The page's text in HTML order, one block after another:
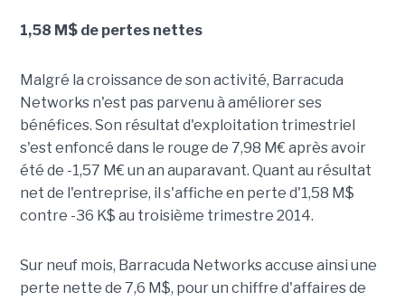
1,58 M$ de pertes nettes
Malgré la croissance de son activité, Barracuda
Networks n'est pas parvenu à améliorer ses
bénéfices. Son résultat d'exploitation trimestriel
s'est enfoncé dans le rouge de 7,98 M€ après avoir
été de -1,57 M€ un an auparavant. Quant au résultat
net de l'entreprise, il s'affiche en perte d'1,58 M$
contre -36 K$ au troisième trimestre 2014.
Sur neuf mois, Barracuda Networks accuse ainsi une
perte nette de 7,6 M$, pour un chiffre d'affaires de